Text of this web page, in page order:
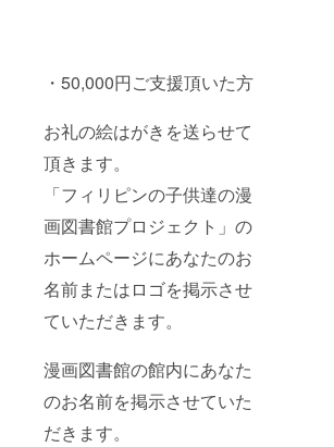
・50,000円ご支援頂いた方
お礼の絵はがきを送らせて
頂きます。
「フィリピンの子供達の漫
画図書館プロジェクト」の
ホームページにあなたのお
名前またはロゴを掲示させ
ていただきます。
漫画図書館の館内にあなた
のお名前を掲示させていた
だきます。